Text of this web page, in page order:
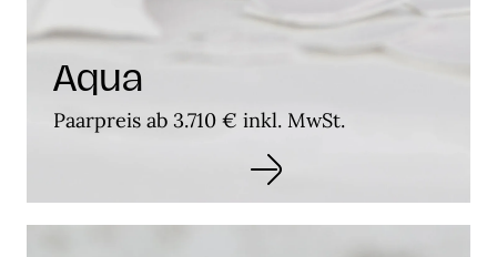
Aqua
Paarpreis ab 3.710 € inkl. MwSt.